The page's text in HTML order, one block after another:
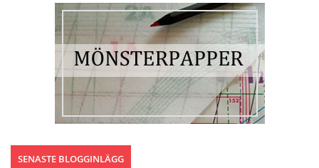
SENASTE BLOGGINLÄGG